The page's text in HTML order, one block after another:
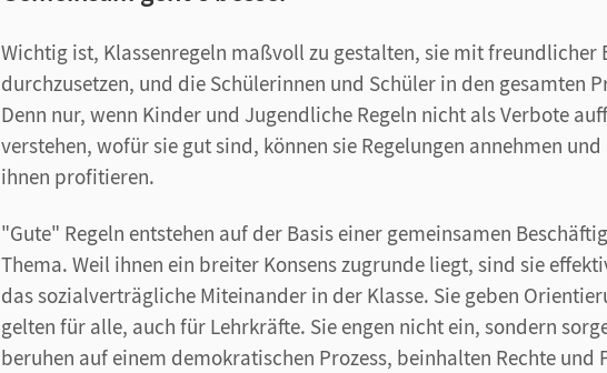
Wichtig ist, Klassenregeln maßvoll zu gestalten, sie mit freundlicher
durchzusetzen, und die Schülerinnen und Schüler in den gesamten
Denn nur, wenn Kinder und Jugendliche Regeln nicht als Verbote
verstehen, wofür sie gut sind, können sie Regelungen annehmen
ihnen profitieren.
"Gute" Regeln entstehen auf der Basis einer gemeinsamen
Thema. Weil ihnen ein breiter Konsens zugrunde liegt, sind sie
das sozialverträgliche Miteinander in der Klasse. Sie geben
gelten für alle, auch für Lehrkräfte. Sie engen nicht ein, sondern
beruhen auf einem demokratischen Prozess, beinhalten Rechte und